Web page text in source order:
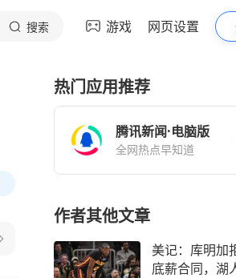
搜索 游戏 网页设置
热门应用推荐
腾讯新闻·电脑版
全网热点早知道
作者其他文章
美记：库明加
底薪合同，湖